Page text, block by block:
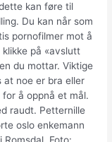
kan føre til
Du kan når som
pornofilmer mot å
på «avslutt
du mottar. Viktige
at noe er bra eller
å oppnå et mål.
raudt. Petternille
oslo enkemann